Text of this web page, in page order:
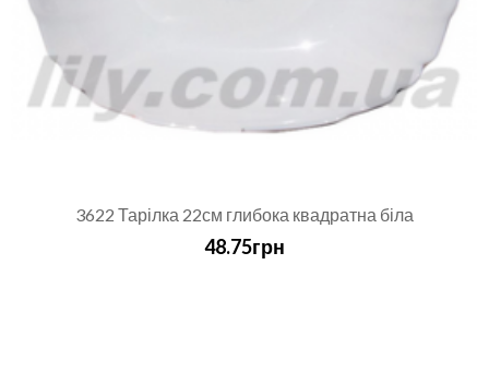
3622 Тарілка 22см глибока квадратна біла
48.75грн